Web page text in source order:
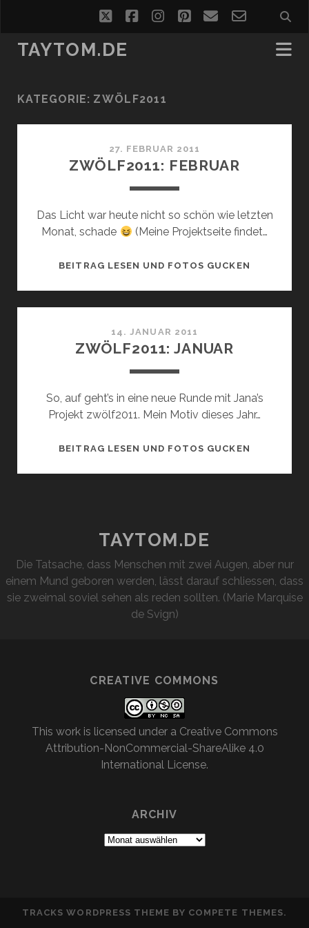
twitterfacebookinstagram
pinterest
emailemail-
form
TAYTOM.DE
KATEGORIE: ZWÖLF2011
27. FEBRUAR 2011
ZWÖLF2011: FEBRUAR
Das Licht war heute nicht so schön wie letzten
Monat, schade
(Meine Projektseite findet…
BEITRAG LESEN UND FOTOS GUCKEN
14. JANUAR 2011
ZWÖLF2011: JANUAR
So, auf geht’s in eine neue Runde mit Jana’s
Projekt zwölf2011. Mein Motiv dieses Jahr…
BEITRAG LESEN UND FOTOS GUCKEN
TAYTOM.DE
Die Tatsache, dass Menschen mit zwei Augen, aber nur
einem Mund geboren werden, lässt darauf schliessen, dass
sie zweimal soviel sehen als reden sollten. (Marie Marquise
de Svign)
CREATIVE COMMONS
This work is licensed under a Creative Commons
Attribution-NonCommercial-ShareAlike 4.0
International License.
ARCHIV
Archiv
TRACKS WORDPRESS THEME BY COMPETE THEMES.